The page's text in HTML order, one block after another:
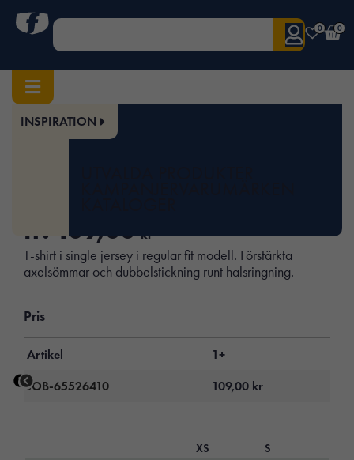
0 0
INSPIRATION
Hem/Herr/Överdelar
fr. 109,00kr
T-shirt i single jersey i regular fit modell. Förstärkta
axelsömmar och dubbelstickning runt halsringning.
Pris
Artikel
1+
JOB-65526410
109,00 kr
XS S